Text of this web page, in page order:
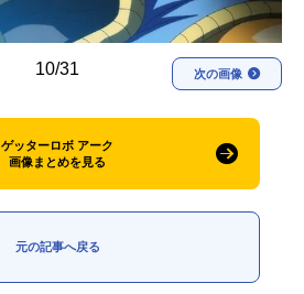
10/31 次の画像
ゲッターロボ アーク
画像まとめを見る
元の記事へ戻る